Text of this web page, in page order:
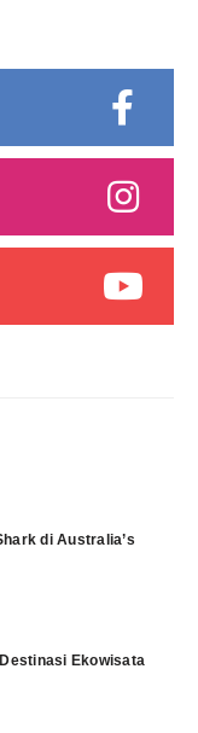
di Australia’s
Ekowisata